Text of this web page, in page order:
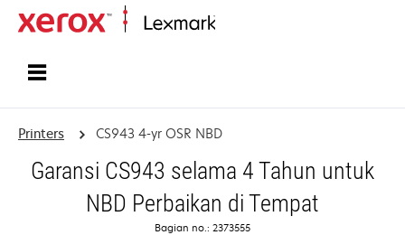
Printers CS943 4-yr OSR NBD
Garansi CS943 selama 4 Tahun untuk
NBD Perbaikan di Tempat
Bagian no.: 2373555